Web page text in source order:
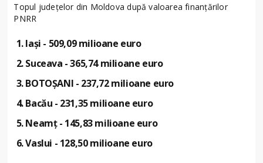
Topul județelor din Moldova după valoarea finanțărilor
PNRR
Iași - 509,09 milioane euro
Suceava - 365,74 milioane euro
BOTOȘANI - 237,72 milioane euro
Bacău - 231,35 milioane euro
Neamț - 145,83 milioane euro
Vaslui - 128,50 milioane euro